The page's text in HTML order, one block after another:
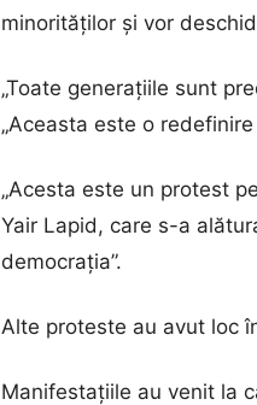
minorităților și vor
„Toate generațiile sunt
„Aceasta este o
„Acesta este un protest
Yair Lapid, care s-a
democrația”.
Alte proteste au avut loc
Manifestațiile au venit la